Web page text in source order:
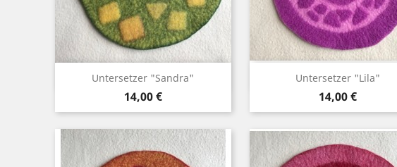
Untersetzer "Sandra"
Preis
14,00 €
Vorschau Untersetzer "Lila"
Preis
14,00 €
Vorschau